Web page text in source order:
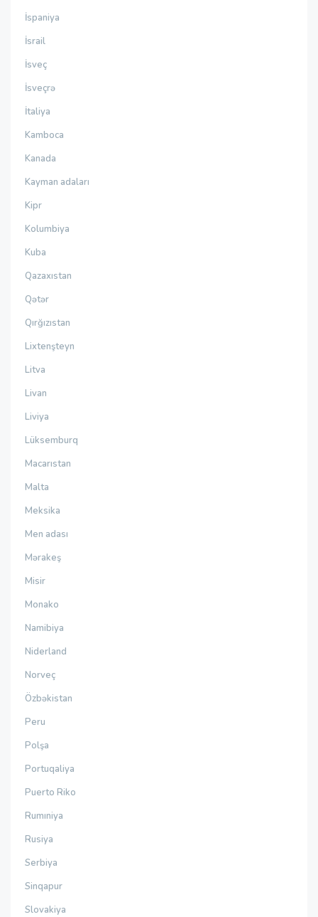
İspaniya
İsrail
İsveç
İsveçrə
İtaliya
Kamboca
Kanada
Kayman adaları
Kipr
Kolumbiya
Kuba
Qazaxıstan
Qətər
Qırğızıstan
Lixtenşteyn
Litva
Livan
Liviya
Lüksemburq
Macarıstan
Malta
Meksika
Men adası
Mərakeş
Misir
Monako
Namibiya
Niderland
Norveç
Özbəkistan
Peru
Polşa
Portuqaliya
Puerto Riko
Rumıniya
Rusiya
Serbiya
Sinqapur
Slovakiya